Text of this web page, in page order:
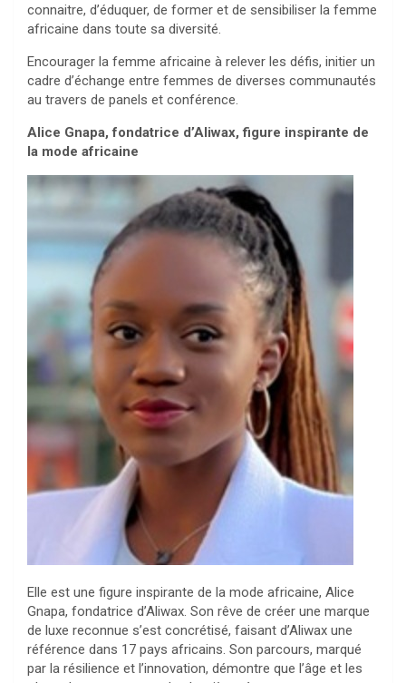
connaitre, d’éduquer, de former et de sensibiliser la femme
africaine dans toute sa diversité.
Encourager la femme africaine à relever les défis, initier un
cadre d’échange entre femmes de diverses communautés
au travers de panels et conférence.
Alice Gnapa, fondatrice d’Aliwax, figure inspirante de
la mode africaine
Elle est une figure inspirante de la mode africaine, Alice
Gnapa, fondatrice d’Aliwax. Son rêve de créer une marque
de luxe reconnue s’est concrétisé, faisant d’Aliwax une
référence dans 17 pays africains. Son parcours, marqué
par la résilience et l’innovation, démontre que l’âge et les